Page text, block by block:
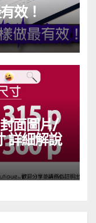
效！
面圖片/
詳細解說